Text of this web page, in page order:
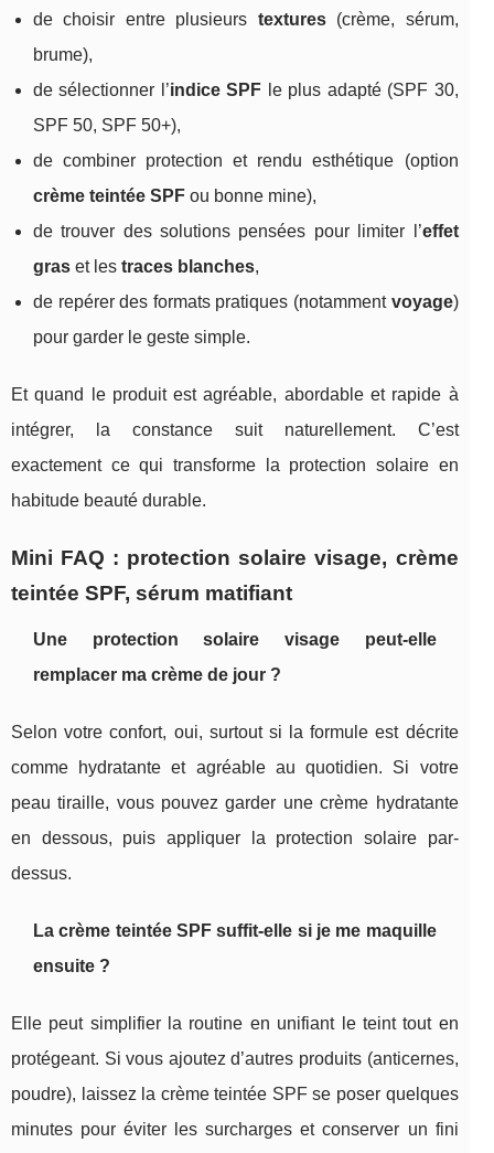
de choisir entre plusieurs textures(crème, sérum,
brume),
de sélectionner l’indice SPF le plus adapté (SPF 30,
SPF 50, SPF 50+),
de combiner protection et rendu esthétique (option
crème teintée SPF ou bonne mine),
de trouver des solutions pensées pour limiter l’effet
gras et les traces blanches,
de repérer des formats pratiques (notamment voyage)
pour garder le geste simple.
Et quand le produit est agréable, abordable et rapide à
intégrer, la constance suit naturellement. C’est
exactement ce qui transforme la protection solaire en
habitude beauté durable.
Mini FAQ : protection solaire visage, crème
teintée SPF, sérum matifiant
Une protection solaire visage peut-elle
remplacer ma crème de jour ?
Selon votre confort, oui, surtout si la formule est décrite
comme hydratante et agréable au quotidien. Si votre
peau tiraille, vous pouvez garder une crème hydratante
en dessous, puis appliquer la protection solaire par-
dessus.
La crème teintée SPF suffit-elle si je me maquille
ensuite ?
Elle peut simplifier la routine en unifiant le teint tout en
protégeant. Si vous ajoutez d’autres produits (anticernes,
poudre), laissez la crème teintée SPF se poser quelques
minutes pour éviter les surcharges et conserver un fini